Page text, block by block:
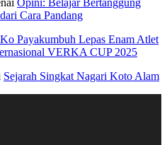
Opini: Belajar Bertanggung
Cara Pandang
Payakumbuh Lepas Enam Atlet
VERKA CUP 2025
Sejarah Singkat Nagari Koto Alam